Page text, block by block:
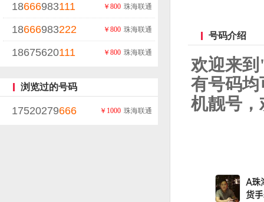
18666983111 珠海联通
￥800
18666983222 珠海联通
￥800
18675620111 珠海联通
￥800
浏览过的号码
17520279666 珠海联通
￥1000
号码介绍
欢迎来
有号码
机靓号，